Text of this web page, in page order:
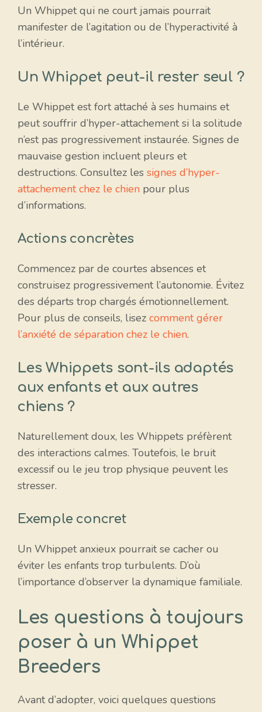
Un Whippet qui ne court jamais pourrait
manifester de l’agitation ou de l’hyperactivité à
l’intérieur.
Un Whippet peut-il rester seul ?
Le Whippet est fort attaché à ses humains et
peut souffrir d’hyper-attachement si la solitude
n’est pas progressivement instaurée. Signes de
mauvaise gestion incluent pleurs et
destructions. Consultez les signes d’hyper-
attachement chez le chien pour plus
d’informations.
Actions concrètes
Commencez par de courtes absences et
construisez progressivement l’autonomie. Évitez
des départs trop chargés émotionnellement.
Pour plus de conseils, lisez comment gérer
l’anxiété de séparation chez le chien.
Les Whippets sont-ils adaptés
aux enfants et aux autres
chiens ?
Naturellement doux, les Whippets préfèrent
des interactions calmes. Toutefois, le bruit
excessif ou le jeu trop physique peuvent les
stresser.
Exemple concret
Un Whippet anxieux pourrait se cacher ou
éviter les enfants trop turbulents. D’où
l’importance d’observer la dynamique familiale.
Les questions à toujours
poser à un Whippet
Breeders
Avant d’adopter, voici quelques questions